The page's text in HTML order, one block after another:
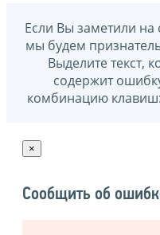
Если Вы заметили на
мы будем
Выделите текст,
содержит
комбинацию
×
Сообщить об